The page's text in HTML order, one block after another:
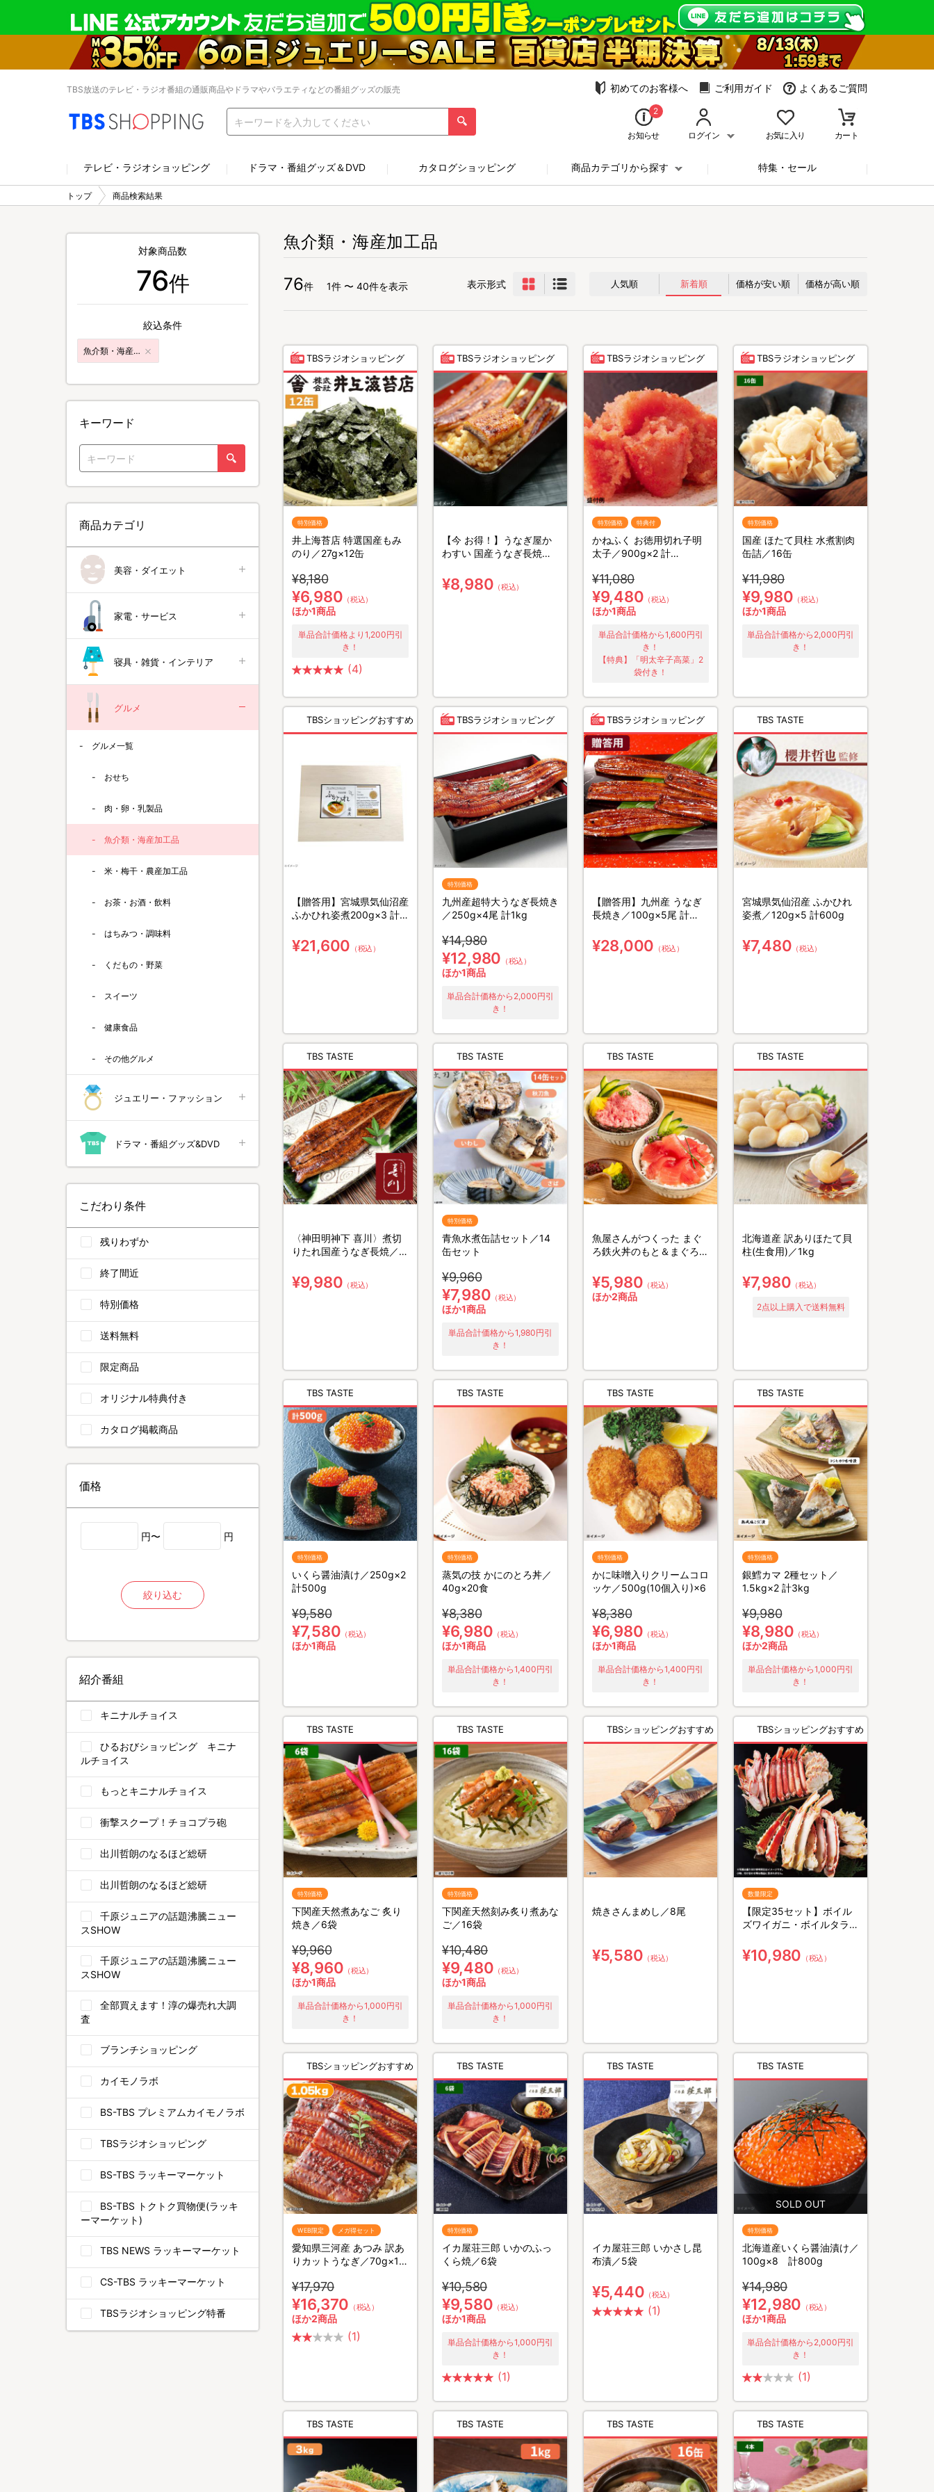
TBS放送のテレビ・ラジオ番組の通販商品やドラマやバラエティなどの番組グッズの販売 初めてのお客様へ ご利用ガイド よくあるご質問
2
お知らせ ログイン お気に入り カート
テレビ・ラジオショッピング ドラマ・番組グッズ＆DVD カタログショッピング 商品カテゴリから探す 特集・セール
トップ 商品検索結果
魚介類・海産加工品
76件 1件 〜 40件を表示 表示形式 人気順 新着順 価格が安い順 価格が高い順
TBSラジオショッピング
特別価格
井上海苔店 特選国産もみ
のり／27g×12缶
¥8,180
¥6,980 （税込）
ほか1商品
単品合計価格より1,200円引
き！
(4)
TBSラジオショッピング
【今 お得！】うなぎ屋か
わすい 国産うなぎ長焼き
×4
¥8,980 （税込）
TBSラジオショッピング
特別価格 特典付
かねふく お徳用切れ子明
太子／900g×2 計
菜100g×2 計200g
¥11,080
¥9,480 （税込）
ほか1商品
単品合計価格から1,600円引
き！
【特典】「明太辛子高菜」2
袋付き！
TBSラジオショッピング
特別価格
国産 ほたて貝柱 水煮割肉
缶詰／16缶
¥11,980
¥9,980 （税込）
ほか1商品
単品合計価格から2,000円引
き！
TBSショッピングおすすめ
【贈答用】宮城県気仙沼産
ふかひれ姿煮200g×3 計
¥21,600 （税込）
TBSラジオショッピング
特別価格
九州産超特大うなぎ長焼き
／250g×4尾 計1kg
¥14,980
¥12,980 （税込）
ほか1商品
単品合計価格から2,000円引
き！
TBSラジオショッピング
【贈答用】九州産 うなぎ
長焼き／100g×5尾 計
¥28,000 （税込）
TBS TASTE
宮城県気仙沼産 ふかひれ
姿煮／120g×5 計600g
¥7,480 （税込）
TBS TASTE
〈神田明神下 喜川〉煮切
りたれ国産うなぎ長焼／
¥9,980 （税込）
TBS TASTE
特別価格
青魚水煮缶詰セット／14
缶セット
¥9,960
¥7,980 （税込）
ほか1商品
単品合計価格から1,980円引
き！
TBS TASTE
魚屋さんがつくった まぐ
ろ鉄火丼のもと＆まぐろた
¥5,980 （税込）
ほか2商品
TBS TASTE
北海道産 訳ありほたて貝
柱(生食用)／1kg
¥7,980 （税込）
2点以上購入で送料無料
TBS TASTE
特別価格
いくら醤油漬け／250g×2
計500g
¥9,580
¥7,580 （税込）
ほか1商品
TBS TASTE
特別価格
蒸気の技 かにのとろ丼／
40g×20食
¥8,380
¥6,980 （税込）
ほか1商品
単品合計価格から1,400円引
き！
TBS TASTE
特別価格
かに味噌入りクリームコロ
ッケ／500g(10個入り)×6
¥8,380
¥6,980 （税込）
ほか1商品
単品合計価格から1,400円引
き！
TBS TASTE
特別価格
銀鱈カマ 2種セット／
1.5kg×2 計3kg
¥9,980
¥8,980 （税込）
ほか2商品
単品合計価格から1,000円引
き！
TBS TASTE
特別価格
下関産天然煮あなご 炙り
焼き／6袋
¥9,960
¥8,960 （税込）
ほか1商品
単品合計価格から1,000円引
き！
TBS TASTE
特別価格
下関産天然刻み炙り煮あな
ご／16袋
¥10,480
¥9,480 （税込）
ほか1商品
単品合計価格から1,000円引
き！
TBSショッピングおすすめ
焼きさんまめし／8尾
¥5,580 （税込）
TBSショッピングおすすめ
数量限定
【限定35セット】ボイル
ズワイガニ・ボイルタラバ
／1kg
¥10,980 （税込）
TBSショッピングおすすめ
WEB限定 メガ得セット
愛知県三河産 あつみ 訳あ
りカットうなぎ／70g×15
¥17,970
¥16,370 （税込）
ほか2商品
(1)
TBS TASTE
特別価格
イカ屋荘三郎 いかのふっ
くら焼／6袋
¥10,580
¥9,580 （税込）
ほか1商品
単品合計価格から1,000円引
き！
(1)
TBS TASTE
イカ屋荘三郎 いかさし昆
布漬／5袋
¥5,440 （税込）
(1)
TBS TASTE
特別価格
北海道産いくら醤油漬け／
100g×8 計800g
¥14,980
¥12,980 （税込）
ほか1商品
単品合計価格から2,000円引
き！
(1)
TBS TASTE TBS TASTE TBS TASTE TBS TASTE
対象商品数
76件
絞込条件
魚介類・海産加工品
キーワード
商品カテゴリ
美容・ダイエット
家電・サービス
寝具・雑貨・インテリア
グルメ
グルメ一覧
おせち
肉・卵・乳製品
魚介類・海産加工品
米・梅干・農産加工品
お茶・お酒・飲料
はちみつ・調味料
くだもの・野菜
スイーツ
健康食品
その他グルメ
ジュエリー・ファッション
ドラマ・番組グッズ&DVD
こだわり条件
残りわずか
終了間近
特別価格
送料無料
限定商品
オリジナル特典付き
カタログ掲載商品
価格
円〜 円
絞り込む
紹介番組
キニナルチョイス
ひるおびショッピング キニナ
ルチョイス
もっとキニナルチョイス
衝撃スクープ！チョコプラ砲
出川哲朗のなるほど総研
出川哲朗のなるほど総研
千原ジュニアの話題沸騰ニュー
スSHOW
千原ジュニアの話題沸騰ニュー
スSHOW
全部買えます！淳の爆売れ大調
査
ブランチショッピング
カイモノラボ
BS-TBS プレミアムカイモノラボ
TBSラジオショッピング
BS-TBS ラッキーマーケット
BS-TBS トクトク買物便(ラッキ
ーマーケット)
TBS NEWS ラッキーマーケット
CS-TBS ラッキーマーケット
TBSラジオショッピング特番